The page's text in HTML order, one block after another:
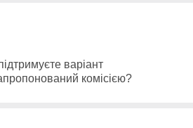
варіант
комісією?